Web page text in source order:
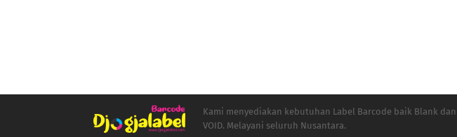
Kami menyediakan kebutuhan Label Barcode baik Blank
VOID. Melayani seluruh Nusantara.